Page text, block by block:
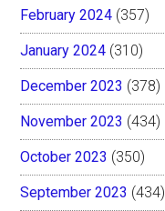
February 2024 (357)
January 2024 (310)
December 2023 (378)
November 2023 (434)
October 2023 (350)
September 2023 (434)